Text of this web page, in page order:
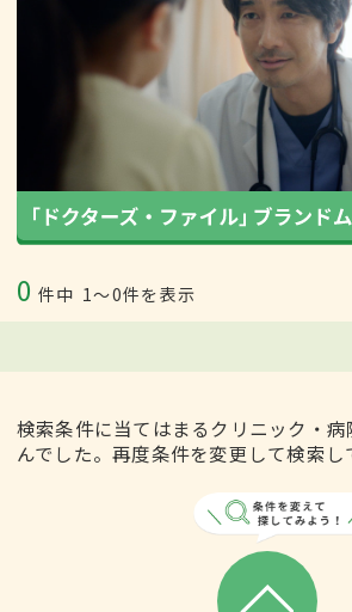
0 件中 1〜0件を表示
検索条件に当てはまるクリニック・
んでした。再度条件を変更して検索し